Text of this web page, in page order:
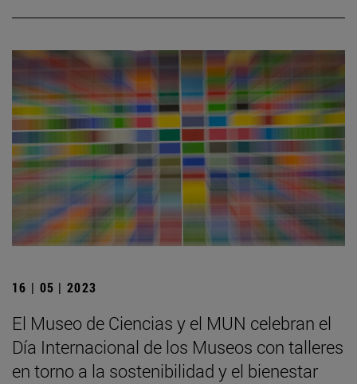
16 | 05 | 2023
El Museo de Ciencias y el MUN celebran el
Día Internacional de los Museos con talleres
en torno a la sostenibilidad y el bienestar